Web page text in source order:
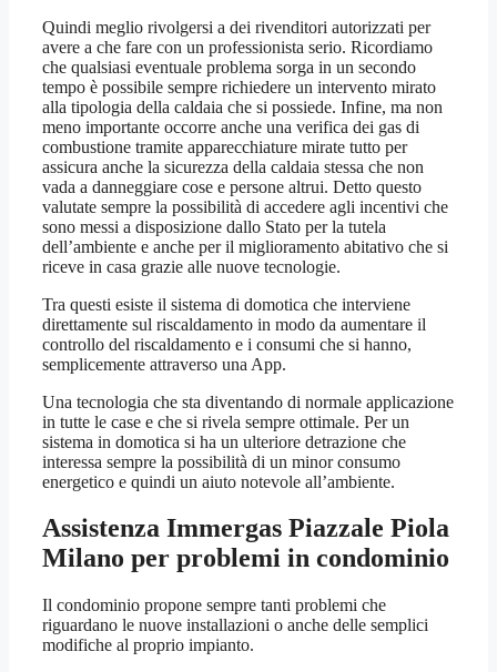
Quindi meglio rivolgersi a dei rivenditori autorizzati per
avere a che fare con un professionista serio. Ricordiamo
che qualsiasi eventuale problema sorga in un secondo
tempo è possibile sempre richiedere un intervento mirato
alla tipologia della caldaia che si possiede. Infine, ma non
meno importante occorre anche una verifica dei gas di
combustione tramite apparecchiature mirate tutto per
assicura anche la sicurezza della caldaia stessa che non
vada a danneggiare cose e persone altrui. Detto questo
valutate sempre la possibilità di accedere agli incentivi che
sono messi a disposizione dallo Stato per la tutela
dell’ambiente e anche per il miglioramento abitativo che si
riceve in casa grazie alle nuove tecnologie.
Tra questi esiste il sistema di domotica che interviene
direttamente sul riscaldamento in modo da aumentare il
controllo del riscaldamento e i consumi che si hanno,
semplicemente attraverso una App.
Una tecnologia che sta diventando di normale applicazione
in tutte le case e che si rivela sempre ottimale. Per un
sistema in domotica si ha un ulteriore detrazione che
interessa sempre la possibilità di un minor consumo
energetico e quindi un aiuto notevole all’ambiente.
Assistenza Immergas Piazzale Piola
Milano per problemi in condominio
Il condominio propone sempre tanti problemi che
riguardano le nuove installazioni o anche delle semplici
modifiche al proprio impianto.